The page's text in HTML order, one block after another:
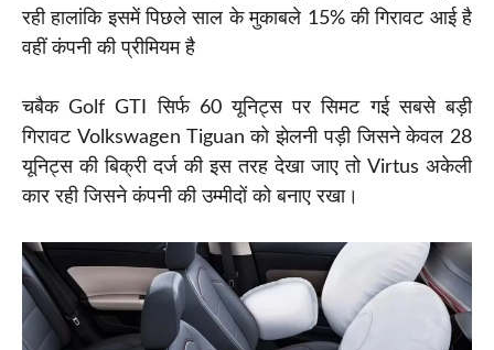
रही हालांकि इसमें पिछले साल के मुकाबले 15% की गिरावट आई है
वहीं कंपनी की प्रीमियम है
चबैक Golf GTI सिर्फ 60 यूनिट्स पर सिमट गई सबसे बड़ी
गिरावट Volkswagen Tiguan को झेलनी पड़ी जिसने केवल 28
यूनिट्स की बिक्री दर्ज की इस तरह देखा जाए तो Virtus अकेली
कार रही जिसने कंपनी की उम्मीदों को बनाए रखा।